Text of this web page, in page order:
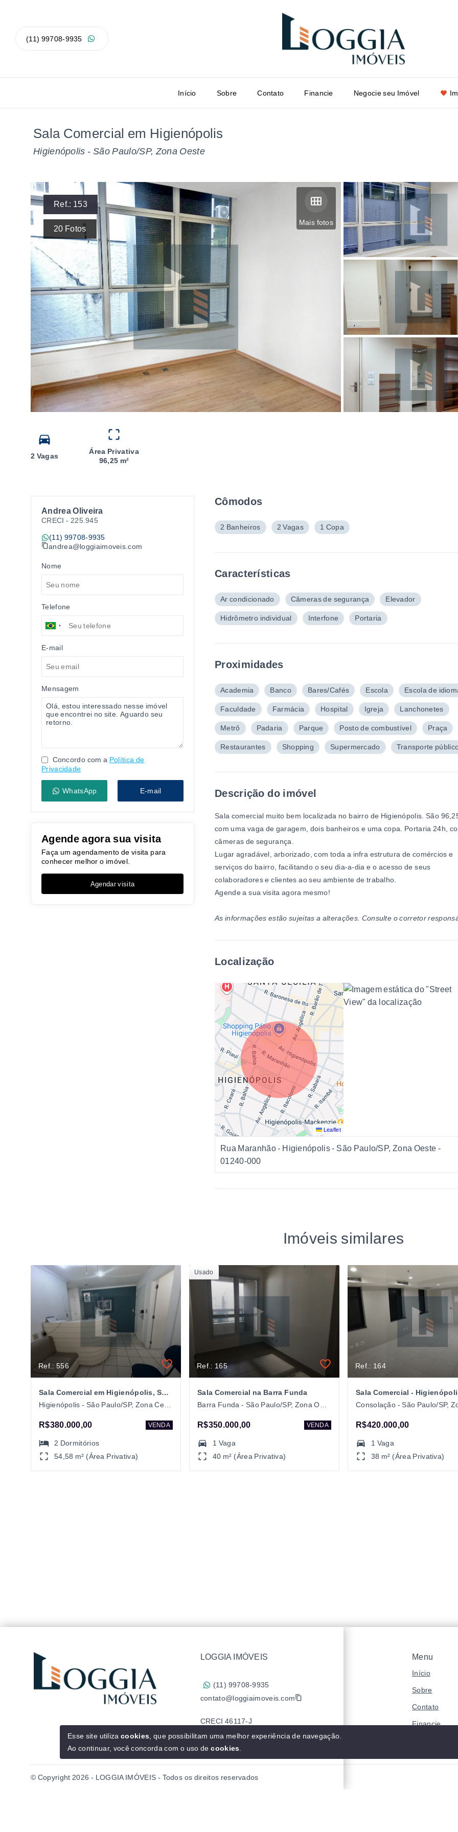
(11) 99708-9935
Início Sobre Contato Financie Negocie seu Imóvel
Sala Comercial em Higienópolis
Higienópolis - São Paulo/SP, Zona Oeste
Mais fotos
Ref.: 153
20 Fotos
2 Vagas
Área Privativa
96,25 m²
Andrea Oliveira
CRECI - 225.945
(11) 99708-9935
andrea@loggiaimoveis.com
Nome
Telefone
E-mail
Mensagem
Concordo com a Política de
Privacidade
WhatsApp E-mail
Agende agora sua visita
Faça um agendamento de visita para
conhecer melhor o imóvel.
Agendar visita
Cômodos
2 Banheiros 2 Vagas 1 Copa
Características
Ar condicionado Câmeras de segurança Elevador
Hidrômetro individual Interfone Portaria
Proximidades
Academia Banco Bares/Cafés Escola Escola de
Faculdade Farmácia Hospital Igreja Lanchonetes
Metrô Padaria Parque Posto de combustível Praça
Restaurantes Shopping Supermercado Transporte
Descrição do imóvel
Sala comercial muito bem localizada no bairro de Higienópolis. São
com uma vaga de garagem, dois banheiros e uma copa. Portaria 24h,
câmeras de segurança.
Lugar agradável, arborizado, com toda a infra estrutura de comércios e
serviços do bairro, facilitando o seu dia-a-dia e o acesso de seus
colaboradores e clientes ao seu ambiente de trabalho.
Agende a sua visita agora mesmo!
As informações estão sujeitas a alterações. Consulte o corretor
Localização
Leaflet
Rua Maranhão - Higienópolis - São Paulo/SP, Zona Oeste -
01240-000
Imóveis similares
Ref.: 556
Sala Comercial em Higienópolis, São Paulo/SP
R$380.000,00 VENDA
2 Dormitórios
54,58 m² (Área Privativa)
Usado
Ref.: 165
Sala Comercial na Barra Funda
R$350.000,00 VENDA
1 Vaga
40 m² (Área Privativa)
Ref.: 164
Sala Comercial -
R$420.000,00
1 Vaga
38 m² (Área Privativa)
Menu
Início
Sobre
Contato
Financie
LOGGIA IMÓVEIS
(11) 99708-9935
contato@loggiaimoveis.com
CRECI 46117-J
© Copyright 2026 - LOGGIA IMÓVEIS - Todos os direitos reservados
Esse site utilizacookies , que possibilitam uma melhor experiência de navegação.
Ao continuar, você concorda com o uso decookies